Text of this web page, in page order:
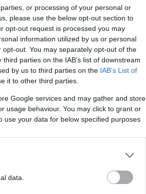
or processing of your personal or
please use the below opt-out section to
opt-out request is processed you may
information utilized by us or personal
out. You may separately opt-out of the
parties on the IAB’s list of downstream
by us to third parties on the IAB’s List of
it to other third parties.
Google services and may gather and store
usage behaviour. You may click to grant or
your data for below specified purposes
data.